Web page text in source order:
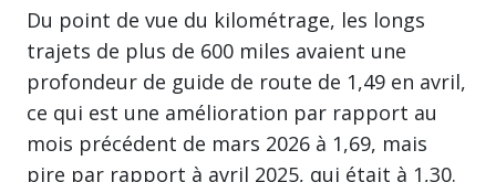
Du point de vue du kilométrage, les longs
trajets de plus de 600 miles avaient une
profondeur de guide de route de 1,49 en avril,
ce qui est une amélioration par rapport au
mois précédent de mars 2026 à 1,69, mais
pire par rapport à avril 2025, qui était à 1,30.